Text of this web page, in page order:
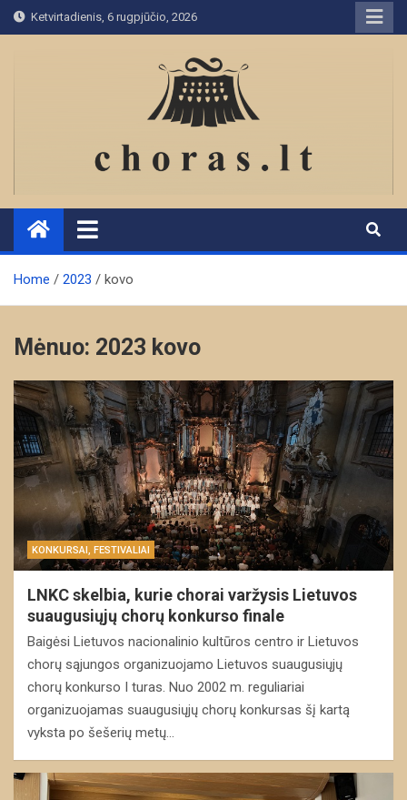
Skip
to
Ketvirtadienis, 6 rugpjūčio, 2026
Home 2023 kovo
Mėnuo: 2023 kovo
KONKURSAI, FESTIVALIAI
LNKC skelbia, kurie chorai varžysis Lietuvos
suaugusiųjų chorų konkurso finale
Baigėsi Lietuvos nacionalinio kultūros centro ir Lietuvos
chorų sąjungos organizuojamo Lietuvos suaugusiųjų
chorų konkurso I turas. Nuo 2002 m. reguliariai
organizuojamas suaugusiųjų chorų konkursas šį kartą
vyksta po šešerių metų…